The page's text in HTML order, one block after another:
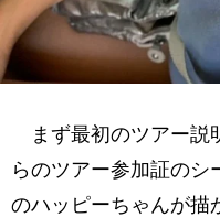
まず最初のツアー説
らのツアー参加証のシ
のハッピーちゃんが描